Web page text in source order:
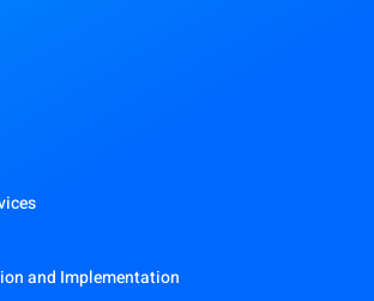
and Implementation